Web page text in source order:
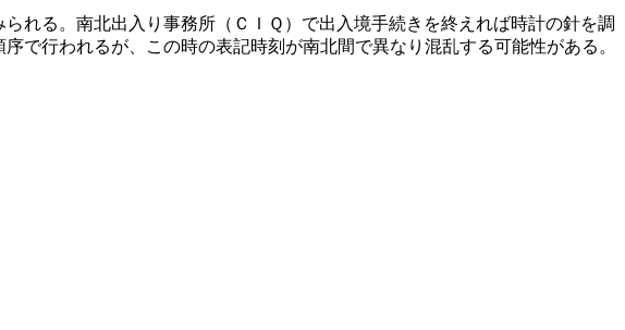
れる。南北出入り事務所（ＣＩＱ）で出入境手続きを終えれば時計の針を調
で行われるが、この時の表記時刻が南北間で異なり混乱する可能性がある。